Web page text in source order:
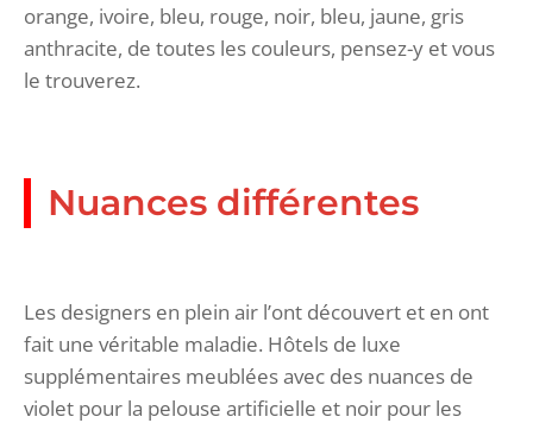
orange, ivoire, bleu, rouge, noir, bleu, jaune, gris
anthracite, de toutes les couleurs, pensez-y et vous
le trouverez.
Nuances différentes
Les designers en plein air l’ont découvert et en ont
fait une véritable maladie. Hôtels de luxe
supplémentaires meublées avec des nuances de
violet pour la pelouse artificielle et noir pour les